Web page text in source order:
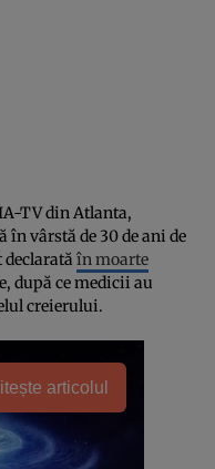
TV din Atlanta,
vârstă de 30 de ani de
în moarte
după ce medicii au
creierului.
articolul